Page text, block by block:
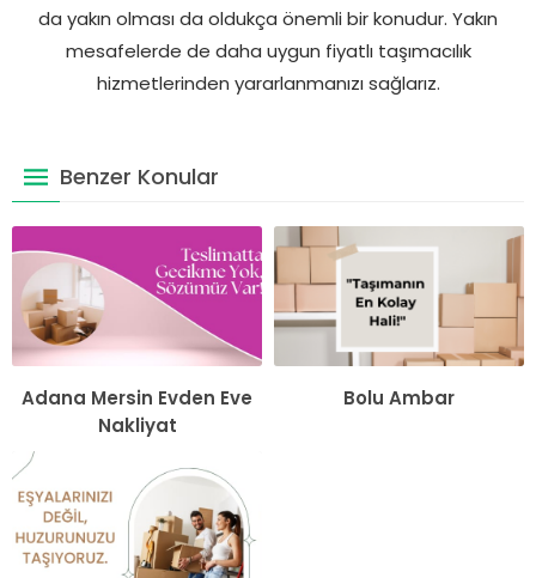
da yakın olması da oldukça önemli bir konudur. Yakın
mesafelerde de daha uygun fiyatlı taşımacılık
hizmetlerinden yararlanmanızı sağlarız.
Benzer Konular
Adana Mersin Evden Eve
Nakliyat
Bolu Ambar